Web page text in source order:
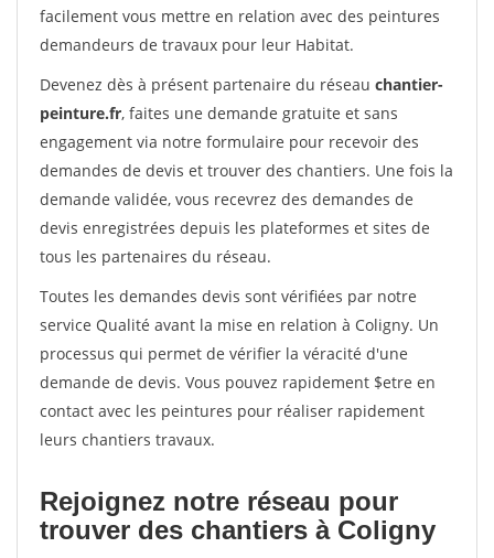
facilement vous mettre en relation avec des peintures
demandeurs de travaux pour leur Habitat.
Devenez dès à présent partenaire du réseau chantier-
peinture.fr, faites une demande gratuite et sans
engagement via notre formulaire pour recevoir des
demandes de devis et trouver des chantiers. Une fois la
demande validée, vous recevrez des demandes de
devis enregistrées depuis les plateformes et sites de
tous les partenaires du réseau.
Toutes les demandes devis sont vérifiées par notre
service Qualité avant la mise en relation à Coligny. Un
processus qui permet de vérifier la véracité d'une
demande de devis. Vous pouvez rapidement $etre en
contact avec les peintures pour réaliser rapidement
leurs chantiers travaux.
Rejoignez notre réseau pour
trouver des chantiers à Coligny